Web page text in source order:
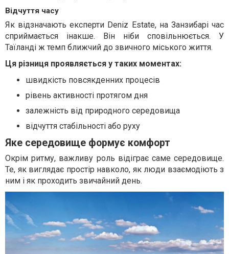
Відчуття часу
Як відзначають експерти Deniz Estate, на Занзибарі час
сприймається інакше. Він ніби сповільнюється. У
Таїланді ж темп ближчий до звичного міського життя.
Ця різниця проявляється у таких моментах:
швидкість повсякденних процесів
рівень активності протягом дня
залежність від природного середовища
відчуття стабільності або руху
Яке середовище формує комфорт
Окрім ритму, важливу роль відіграє саме середовище.
Те, як виглядає простір навколо, як люди взаємодіють з
ним і як проходить звичайний день.